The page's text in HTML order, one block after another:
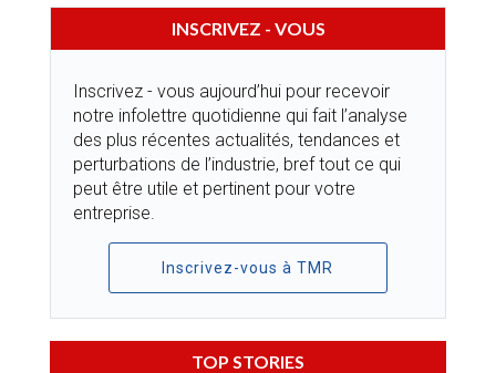
INSCRIVEZ - VOUS
Inscrivez - vous aujourd’hui pour recevoir
notre infolettre quotidienne qui fait l’analyse
des plus récentes actualités, tendances et
perturbations de l’industrie, bref tout ce qui
peut être utile et pertinent pour votre
entreprise.
Inscrivez-vous à TMR
TOP STORIES